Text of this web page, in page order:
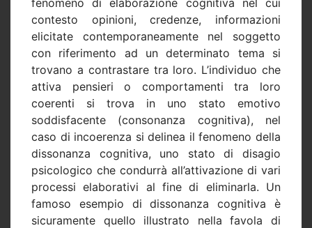
contesto opinioni, credenze, informazioni
elicitate contemporaneamente nel soggetto
con riferimento ad un determinato tema si
trovano a contrastare tra loro. L’individuo che
attiva pensieri o comportamenti tra loro
coerenti si trova in uno stato emotivo
soddisfacente (consonanza cognitiva), nel
caso di incoerenza si delinea il fenomeno della
dissonanza cognitiva, uno stato di disagio
psicologico che condurrà all’attivazione di vari
processi elaborativi al fine di eliminarla. Un
famoso esempio di dissonanza cognitiva è
sicuramente quello illustrato nella favola di